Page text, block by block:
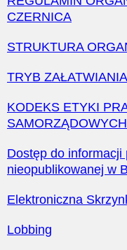
CZERNICA
STRUKTURA
TRYB
KODEKS ETYKI
SAMORZĄDOWYCH
Dostęp do
nieopublikowanej w
Elektroniczna
Lobbing